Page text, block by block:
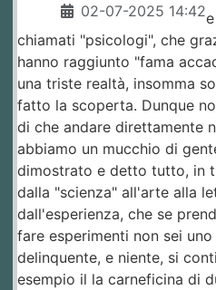
02-07-2025 14:42
chiamati "psicologi", che
hanno raggiunto "fama
una triste realtà, insomma
fatto la scoperta. Dunque
di che andare direttamente
abbiamo un mucchio di
dimostrato e detto tutto, in
dalla "scienza" all'arte alla
dall'esperienza, che se
fare esperimenti non sei
delinquente, e niente, si
esempio il la carneficina di